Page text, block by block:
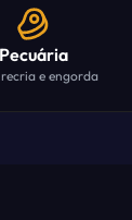
Pecuária
e engorda